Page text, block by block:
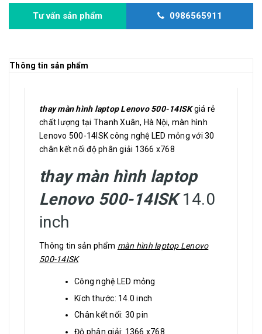
Tư vấn sản phẩm 0986565911
Thông tin sản phẩm
thay màn hình laptop Lenovo 500-14ISKgiá rẻ
chất lượng tại Thanh Xuân, Hà Nội, màn hình
Lenovo 500-14ISK công nghệ LED mỏng với 30
chân kết nối độ phân giải 1366 x768
thay màn hình laptop
Lenovo 500-14ISK14.0
inch
Thông tin sản phẩm màn hình laptop Lenovo
500-14ISK
Công nghệ LED mỏng
Kích thước: 14.0 inch
Chân kết nối: 30 pin
Độ phân giải: 1366 x768